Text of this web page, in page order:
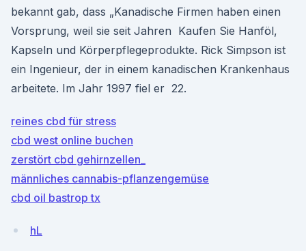
bekannt gab, dass „Kanadische Firmen haben einen
Vorsprung, weil sie seit Jahren Kaufen Sie Hanföl,
Kapseln und Körperpflegeprodukte. Rick Simpson ist
ein Ingenieur, der in einem kanadischen Krankenhaus
arbeitete. Im Jahr 1997 fiel er 22.
reines cbd für stress
cbd west online buchen
zerstört cbd gehirnzellen_
männliches cannabis-pflanzengemüse
cbd oil bastrop tx
hL